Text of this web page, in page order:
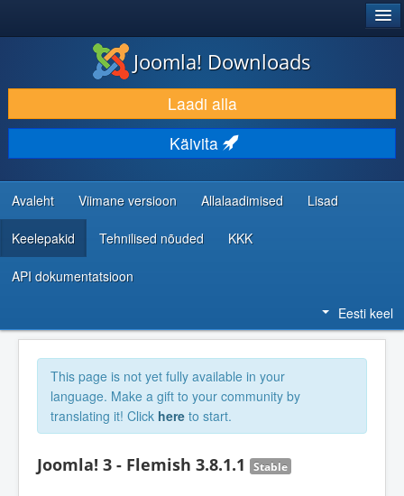
LAADI ALLA JA LAIENDA
AVASTA JA ÕPI
KOGUKOND JA KASUTAJATUGI
RESSURSID ARENDAJATELE
Joomla! Downloads
Laadi alla
Käivita
Avaleht Viimane versioon Allalaadimised Lisad
Keelepakid Tehnilised nõuded KKK
API dokumentatsioon
Eesti keel
This page is not yet fully available in your
language. Make a gift to your community by
translating it! Click here to start.
Joomla! 3 - Flemish 3.8.1.1 Stable